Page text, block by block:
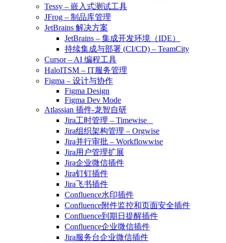
Tessy – 嵌入式测试工具
JFrog – 制品库管理
JetBrains 解决方案
JetBrains – 集成开发环境（IDE）
持续集成与部署 (CI/CD) – TeamCity
Cursor – AI 编程工具
HaloITSM – IT服务管理
Figma – 设计与协作
Figma Design
Figma Dev Mode
Atlassian 插件-龙智自研
Jira工时管理 – Timewise
Jira组织架构管理 – Orgwise
Jira并行审批 – Workflowwise
Jira用户管理扩展
Jira企业微信插件
Jira钉钉插件
Jira飞书插件
Confluence水印插件
Confluence附件监控和页面安全插件
Confluence到期日提醒插件
Confluence企业微信插件
Jira服务台企业微信插件